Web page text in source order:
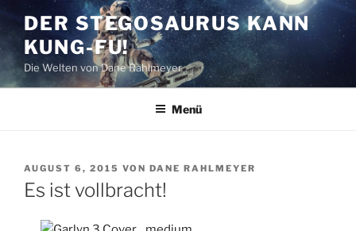
Zum
Inhalt
springen
DER STEGOSAURUS KANN
KUNG-FU!
Die Welten von Dane Rahlmeyer
Menü
VERÖFFENTLICHT
AM
AUGUST 6, 2015 VON DANE RAHLMEYER
Es ist vollbracht!